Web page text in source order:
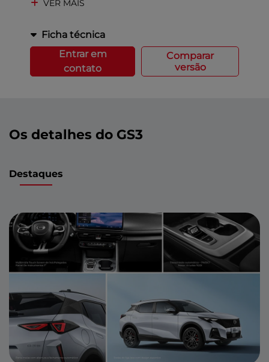
VER MAIS
Ficha técnica
Entrar em
contato
Comparar
versão
Os detalhes do GS3
Destaques